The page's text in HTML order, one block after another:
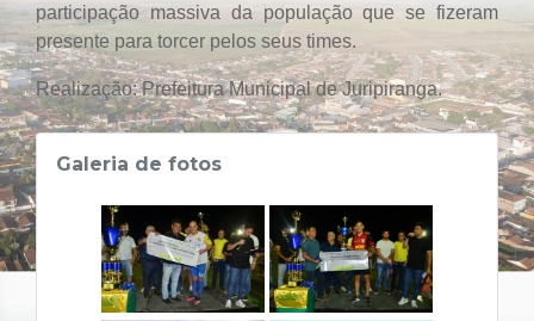
participação massiva da população que se fizeram
presente para torcer pelos seus times.
Realização: Prefeitura Municipal de Juripiranga.
Galeria de fotos